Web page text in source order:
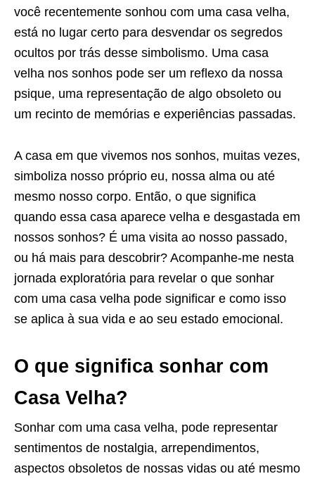
você recentemente sonhou com uma casa velha,
está no lugar certo para desvendar os segredos
ocultos por trás desse simbolismo. Uma casa
velha nos sonhos pode ser um reflexo da nossa
psique, uma representação de algo obsoleto ou
um recinto de memórias e experiências passadas.
A casa em que vivemos nos sonhos, muitas vezes,
simboliza nosso próprio eu, nossa alma ou até
mesmo nosso corpo. Então, o que significa
quando essa casa aparece velha e desgastada em
nossos sonhos? É uma visita ao nosso passado,
ou há mais para descobrir? Acompanhe-me nesta
jornada exploratória para revelar o que sonhar
com uma casa velha pode significar e como isso
se aplica à sua vida e ao seu estado emocional.
O que significa sonhar com
Casa Velha?
Sonhar com uma casa velha, pode representar
sentimentos de nostalgia, arrependimentos,
aspectos obsoletos de nossas vidas ou até mesmo